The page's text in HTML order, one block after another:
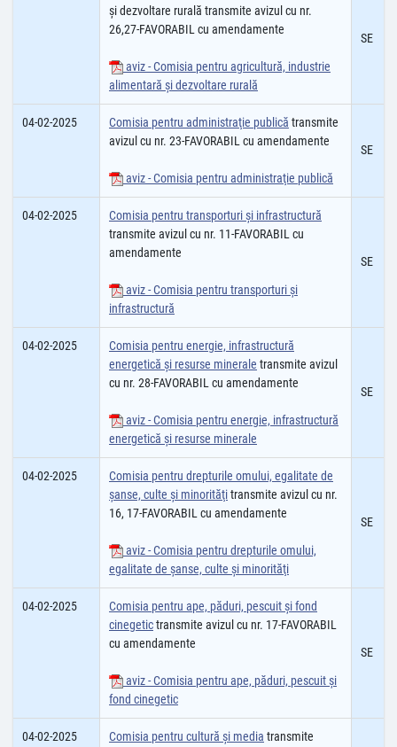
şi dezvoltare rurală transmite avizul cu nr.
26,27-FAVORABIL cu amendamente
aviz - Comisia pentru agricultură, industrie
alimentară şi dezvoltare rurală
SE
04-02-2025 Comisia pentru administraţie publică transmite
avizul cu nr. 23-FAVORABIL cu amendamente
aviz - Comisia pentru administraţie publică
SE
04-02-2025
Comisia pentru transporturi şi infrastructură
transmite avizul cu nr. 11-FAVORABIL cu
amendamente
aviz - Comisia pentru transporturi şi
infrastructură
SE
04-02-2025
Comisia pentru energie, infrastructură
energetică și resurse minerale transmite avizul
cu nr. 28-FAVORABIL cu amendamente
aviz - Comisia pentru energie, infrastructură
energetică şi resurse minerale
SE
04-02-2025
Comisia pentru drepturile omului, egalitate de
șanse, culte şi minorităţitransmite avizul cu nr.
16, 17-FAVORABIL cu amendamente
aviz - Comisia pentru drepturile omului,
egalitate de şanse, culte şi minorităţi
SE
04-02-2025
Comisia pentru ape, păduri, pescuit și fond
cinegetictransmite avizul cu nr. 17-FAVORABIL
cu amendamente
aviz - Comisia pentru ape, păduri, pescuit și
fond cinegetic
SE
04-02-2025 Comisia pentru cultură şi media transmite